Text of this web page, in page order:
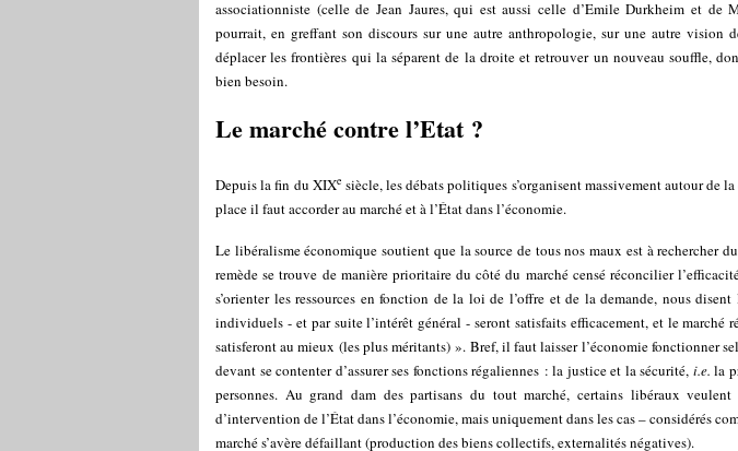
associationniste (celle de Jean Jaures, qui est aussi celle d’Emile Durkheim et de
pourrait, en greffant son discours sur une autre anthropologie, sur une autre vision
déplacer les frontières qui la séparent de la droite et retrouver un nouveau souffle,
bien besoin.
Le marché contre l’Etat ?
Depuis la fin du XIXe siècle, les débats politiques s’organisent massivement autour de
place il faut accorder au marché et à l’État dans l’économie.
Le libéralisme économique soutient que la source de tous nos maux est à rechercher
remède se trouve de manière prioritaire du côté du marché censé réconcilier
s’orienter les ressources en fonction de la loi de l’offre et de la demande, nous
individuels - et par suite l’intérêt général - seront satisfaits efficacement, et le marché
satisferont au mieux (les plus méritants) ». Bref, il faut laisser l’économie fonctionner
devant se contenter d’assurer ses fonctions régaliennes : la justice et la sécurité, i.e. la
personnes. Au grand dam des partisans du tout marché, certains libéraux
d’intervention de l’État dans l’économie, mais uniquement dans les cas – considérés
marché s’avère défaillant (production des biens collectifs, externalités négatives).